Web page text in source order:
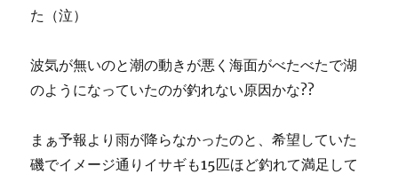
た（泣）
波気が無いのと潮の動きが悪く海面がべたべたで湖
のようになっていたのが釣れない原因かな??
まぁ予報より雨が降らなかったのと、希望していた
磯でイメージ通りイサギも15匹ほど釣れて満足して